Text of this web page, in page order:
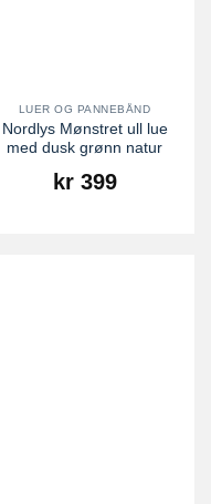
LUER OG PANNEBÅND
Nordlys Mønstret ull lue
med dusk grønn natur
kr399